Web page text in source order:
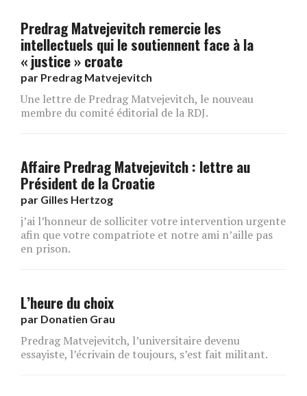
Predrag Matvejevitch remercie les
intellectuels qui le soutiennent face à la
« justice » croate
par Predrag Matvejevitch
Une lettre de Predrag Matvejevitch, le nouveau
membre du comité éditorial de la RDJ.
Affaire Predrag Matvejevitch : lettre au
Président de la Croatie
par Gilles Hertzog
j’ai l’honneur de solliciter votre intervention urgente
afin que votre compatriote et notre ami n’aille pas
en prison.
L’heure du choix
par Donatien Grau
Predrag Matvejevitch, l’universitaire devenu
essayiste, l’écrivain de toujours, s’est fait militant.